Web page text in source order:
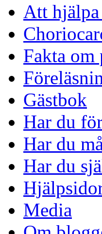
Att
Fakta om
Gästbok
Har du
Har du
Har du
Media